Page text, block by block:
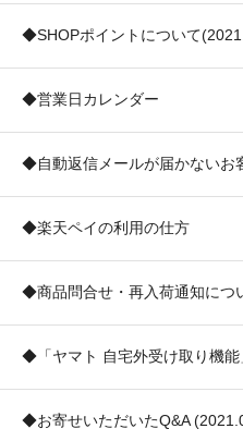
◆SHOPポイントについて
◆営業日カレンダー
◆自動返信メールが届かないお
◆楽天ペイの利用の仕方
◆商品問合せ・再入荷通知につ
◆「ヤマト 自宅外受け取り機
◆お寄せいただいたQ&A